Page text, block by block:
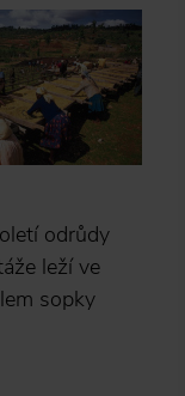
odrůdy
leží ve
sopky